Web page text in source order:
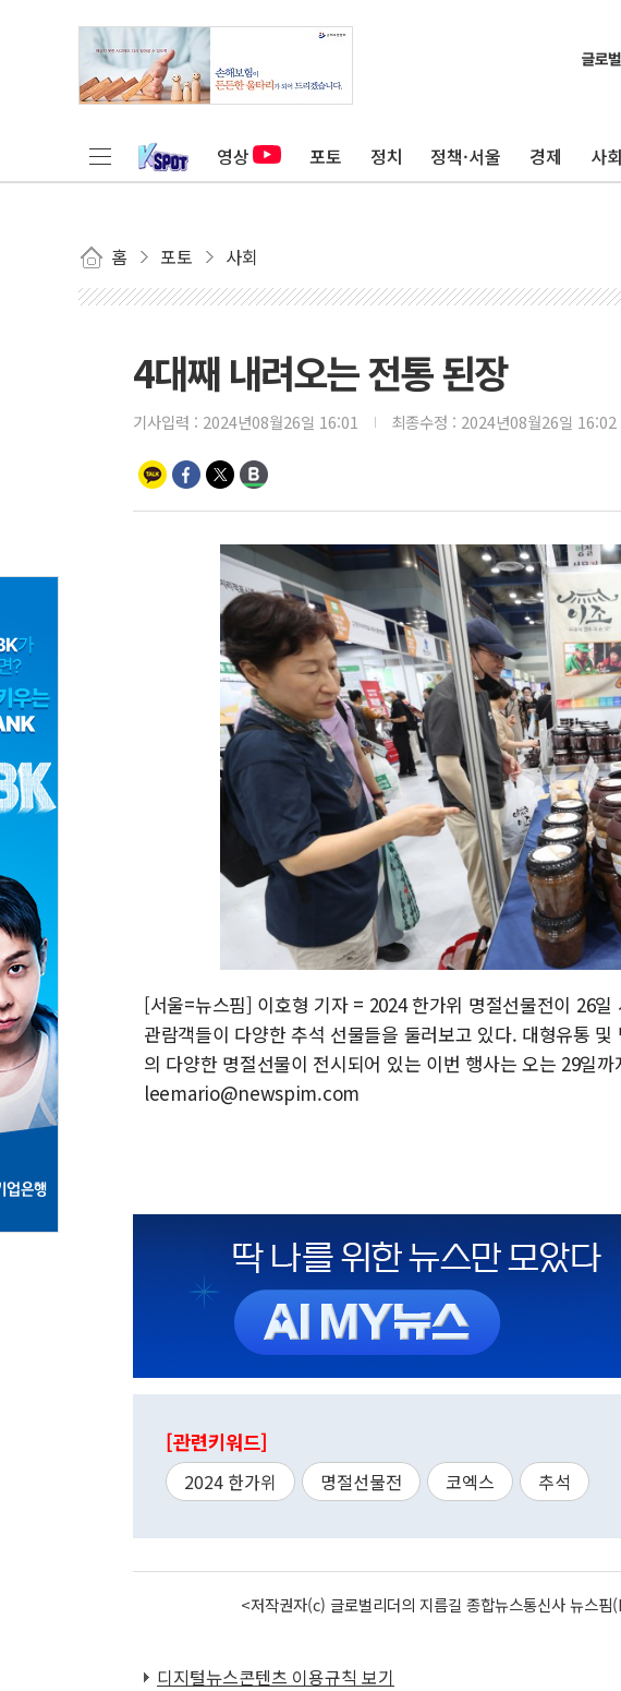
영상 포토 정치 정책·서울 경제 사회
홈 포토 사회
4대째 내려오는 전통 된장
기사입력 : 2024년08월26일 16:01 최종수정 : 2024년08월26일 16:02
[서울=뉴스핌] 이호형 기자 = 2024 한가위 명절선물전이 26
관람객들이 다양한 추석 선물들을 둘러보고 있다. 대형유통
의 다양한 명절선물이 전시되어 있는 이번 행사는 오는 29일
leemario@newspim.com
[관련키워드]
2024 한가위 명절선물전 코엑스 추석
<저작권자(c) 글로벌리더의 지름길 종합뉴스통신사 뉴스
디지털뉴스콘텐츠 이용규칙 보기